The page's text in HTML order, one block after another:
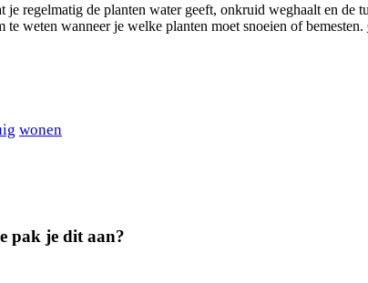
regelmatig de planten water geeft, onkruid weghaalt en de
weten wanneer je welke planten moet snoeien of bemesten.
wonen
pak je dit aan?